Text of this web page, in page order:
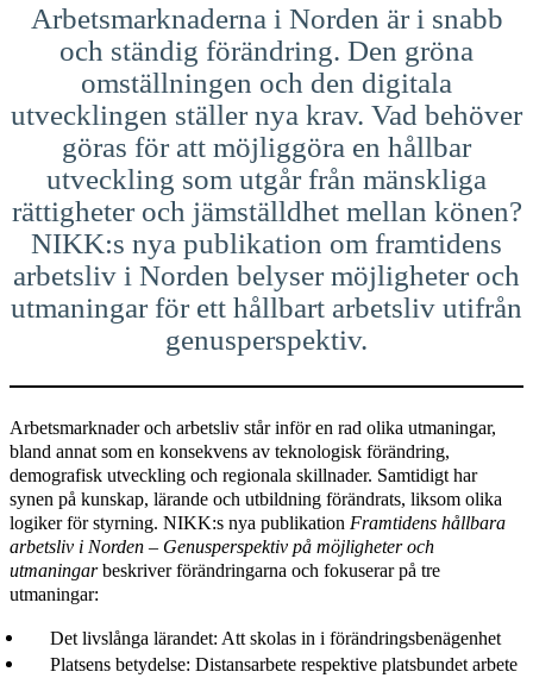
Arbetsmarknaderna i Norden är i snabb
och ständig förändring. Den gröna
omställningen och den digitala
utvecklingen ställer nya krav. Vad behöver
göras för att möjliggöra en hållbar
utveckling som utgår från mänskliga
rättigheter och jämställdhet mellan könen?
NIKK:s nya publikation om framtidens
arbetsliv i Norden belyser möjligheter och
utmaningar för ett hållbart arbetsliv utifrån
genusperspektiv.
Arbetsmarknader och arbetsliv står inför en rad olika utmaningar,
bland annat som en konsekvens av teknologisk förändring,
demografisk utveckling och regionala skillnader. Samtidigt har
synen på kunskap, lärande och utbildning förändrats, liksom olika
logiker för styrning. NIKK:s nya publikation Framtidens hållbara
arbetsliv i Norden – Genusperspektiv på möjligheter och
utmaningarbeskriver förändringarna och fokuserar på tre
utmaningar:
Det livslånga lärandet: Att skolas in i förändringsbenägenhet
Platsens betydelse: Distansarbete respektive platsbundet arbete